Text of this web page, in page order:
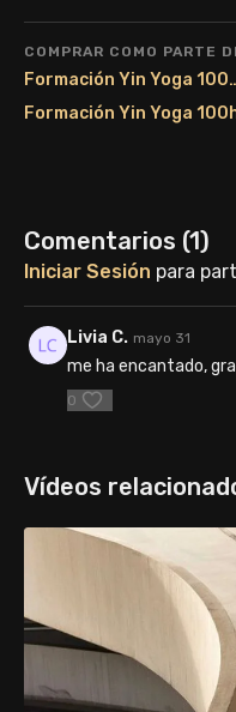
las acciones, sino el
COMPRAR COMO PARTE
Formación Yin
Comentarios (1)
Iniciar Sesión para
Livia C. mayo 31
me ha encantado,
0
Vídeos